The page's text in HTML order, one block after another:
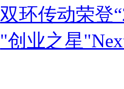
双环传动荣登
"创业之星